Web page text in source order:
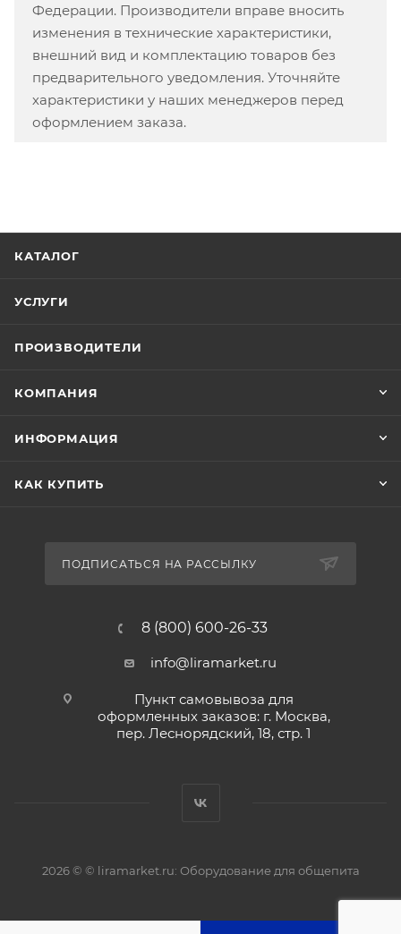
Федерации. Производители вправе вносить
изменения в технические характеристики,
внешний вид и комплектацию товаров без
предварительного уведомления. Уточняйте
характеристики у наших менеджеров перед
оформлением заказа.
КАТАЛОГ
УСЛУГИ
ПРОИЗВОДИТЕЛИ
КОМПАНИЯ
ИНФОРМАЦИЯ
КАК КУПИТЬ
ПОДПИСАТЬСЯ НА РАССЫЛКУ
8 (800) 600-26-33
info@liramarket.ru
Пункт самовывоза для
оформленных заказов: г. Москва,
пер. Леснорядский, 18, стр. 1
2026 © © liramarket.ru: Оборудование для общепита